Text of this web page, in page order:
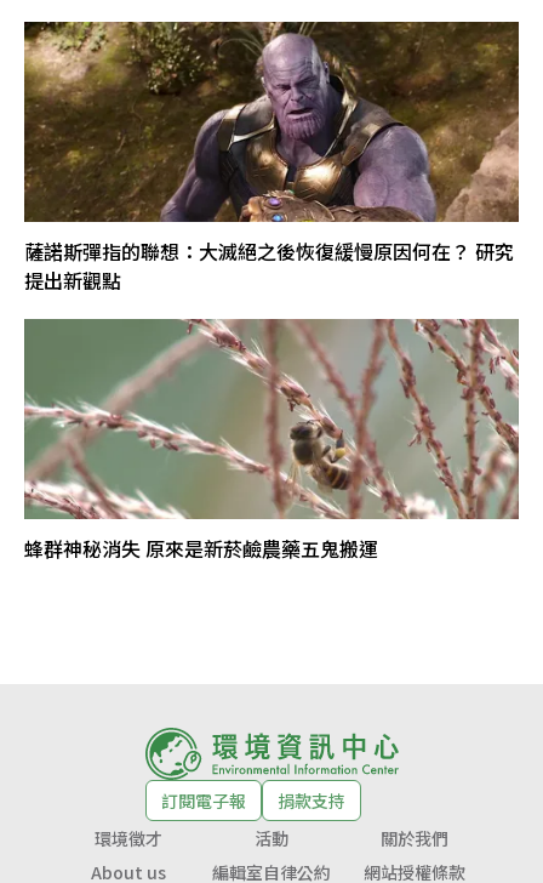
薩諾斯彈指的聯想：大滅絕之後恢復緩慢原因何在？ 研究
提出新觀點
蜂群神秘消失 原來是新菸鹼農藥五鬼搬運
訂閱電子報
捐款支持
環境徵才
活動
關於我們
About us
編輯室自律公約 網站授權條款